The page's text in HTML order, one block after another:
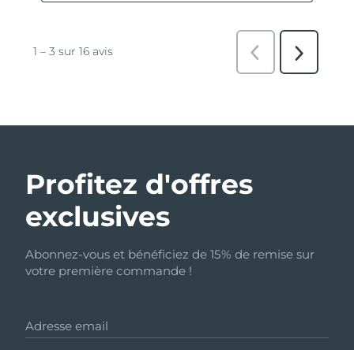
Profitez d'offres
exclusives
Abonnez-vous et bénéficiez de 15% de remise sur
votre première commande !
Adresse email